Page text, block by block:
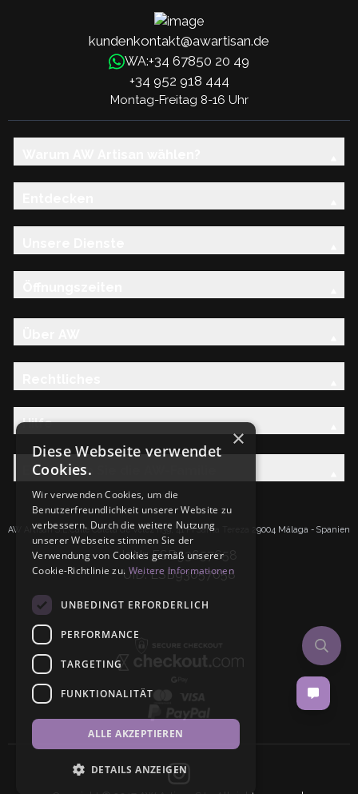
kundenkontakt@awartisan.de
WA:+34 67850 20 49
+34 952 918 444
Montag-Freitag 8-16 Uhr
Hilfe
Entdecken Sie die AW-Familie
AW Artisan S.L.Calle Caleta de Velez n39, 41 PI Santa Tereza 29004 Málaga - Spanien
IdNr: ESB93657658
UID: ESB93657658
×
Diese Webseite verwendet
Cookies.
Wir verwenden Cookies, um die
Benutzerfreundlichkeit unserer Website zu
verbessern. Durch die weitere Nutzung
unserer Webseite stimmen Sie der
Verwendung von Cookies gemäß unserer
Cookie-Richtlinie zu. Weitere Informationen
UNBEDINGT ERFORDERLICH
PERFORMANCE
TARGETING
FUNKTIONALITÄT
ALLE AKZEPTIEREN
DETAILS ANZEIGEN